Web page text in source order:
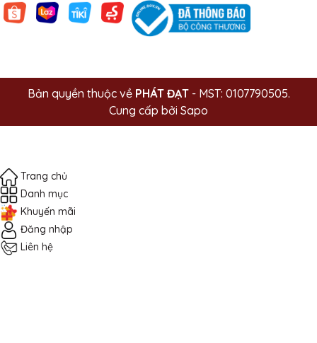
Bản quyền thuộc về PHÁT ĐẠT- MST: 0107790505.
Cung cấp bởi Sapo
Trang chủ
Danh mục
Khuyến mãi
Đăng nhập
Liên hệ